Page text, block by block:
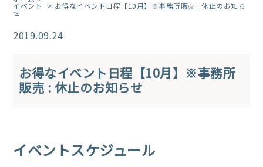
イベント > お得なイベント日程【10月】※事務所販売 : 休止のお知ら
せ
2019.09.24
お得なイベント日程【10月】※事務所
販売 : 休止のお知らせ
イベントスケジュール